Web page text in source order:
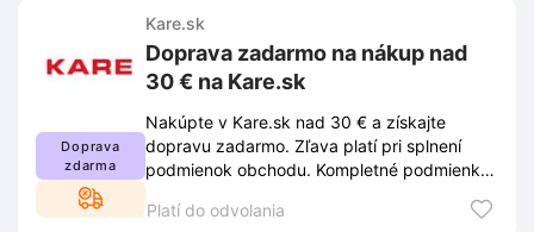
Doprava
zdarma
Kare.sk
Doprava zadarmo na nákup nad
30 € na Kare.sk
Nakúpte v Kare.sk nad 30 € a získajte
dopravu zadarmo. Zľava platí pri splnení
podmienok obchodu. Kompletné podmienky
Platí do odvolania